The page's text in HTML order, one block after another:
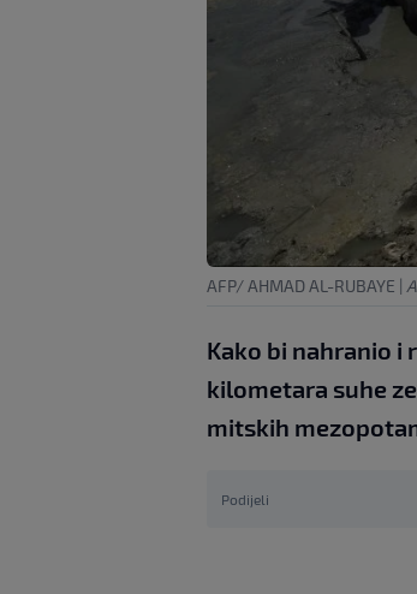
AFP/ AHMAD AL-RUBAYE |
Kako bi nahranio i
kilometara suhe
mitskih
Podijeli